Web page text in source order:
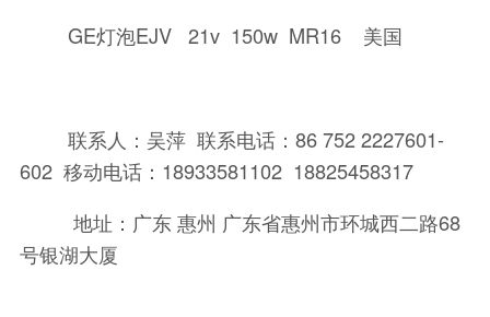
GE灯泡EJV 21v 150w MR16 美国
联系人：吴萍 联系电话：86 752 2227601-
602 移动电话：18933581102 18825458317
地址：广东 惠州 广东省惠州市环城西二路68
号银湖大厦